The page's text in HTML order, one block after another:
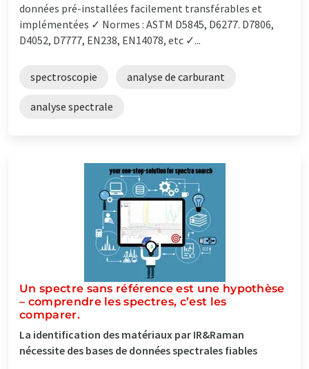
données pré-installées facilement transférables et
implémentées ✓ Normes : ASTM D5845, D6277. D7806,
D4052, D7777, EN238, EN14078, etc ✓...
spectroscopie analyse de carburant
analyse spectrale
Un spectre sans référence est une hypothèse
– comprendre les spectres, c’est les
comparer.
La identification des matériaux par IR&Raman
nécessite des bases de données spectrales fiables